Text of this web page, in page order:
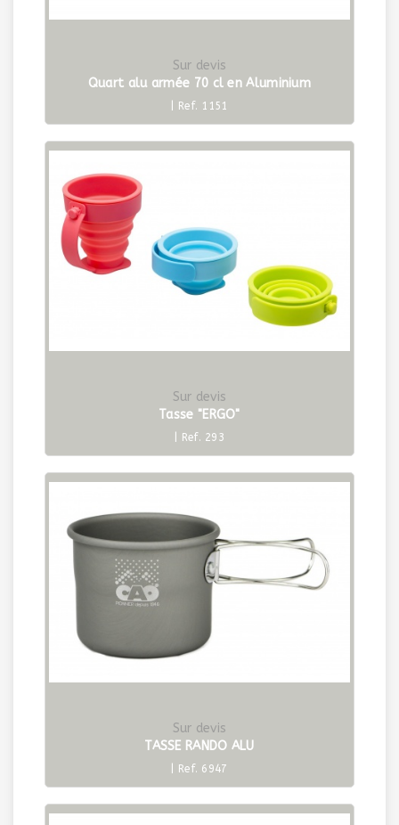
Sur devis
Quart alu armée 70 cl en Aluminium
| Ref. 1151
Sur devis
Tasse "ERGO"
| Ref. 293
Sur devis
TASSE RANDO ALU
| Ref. 6947